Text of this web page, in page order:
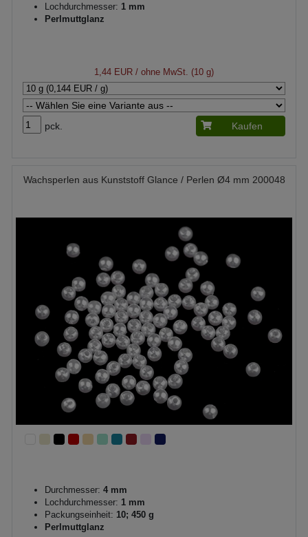
Lochdurchmesser: 1 mm
Perlmuttglanz
1,44 EUR / ohne MwSt. (10 g)
pck. Kaufen
Wachsperlen aus Kunststoff Glance / Perlen Ø4 mm 200048
Durchmesser: 4 mm
Lochdurchmesser: 1 mm
Packungseinheit: 10; 450 g
Perlmuttglanz